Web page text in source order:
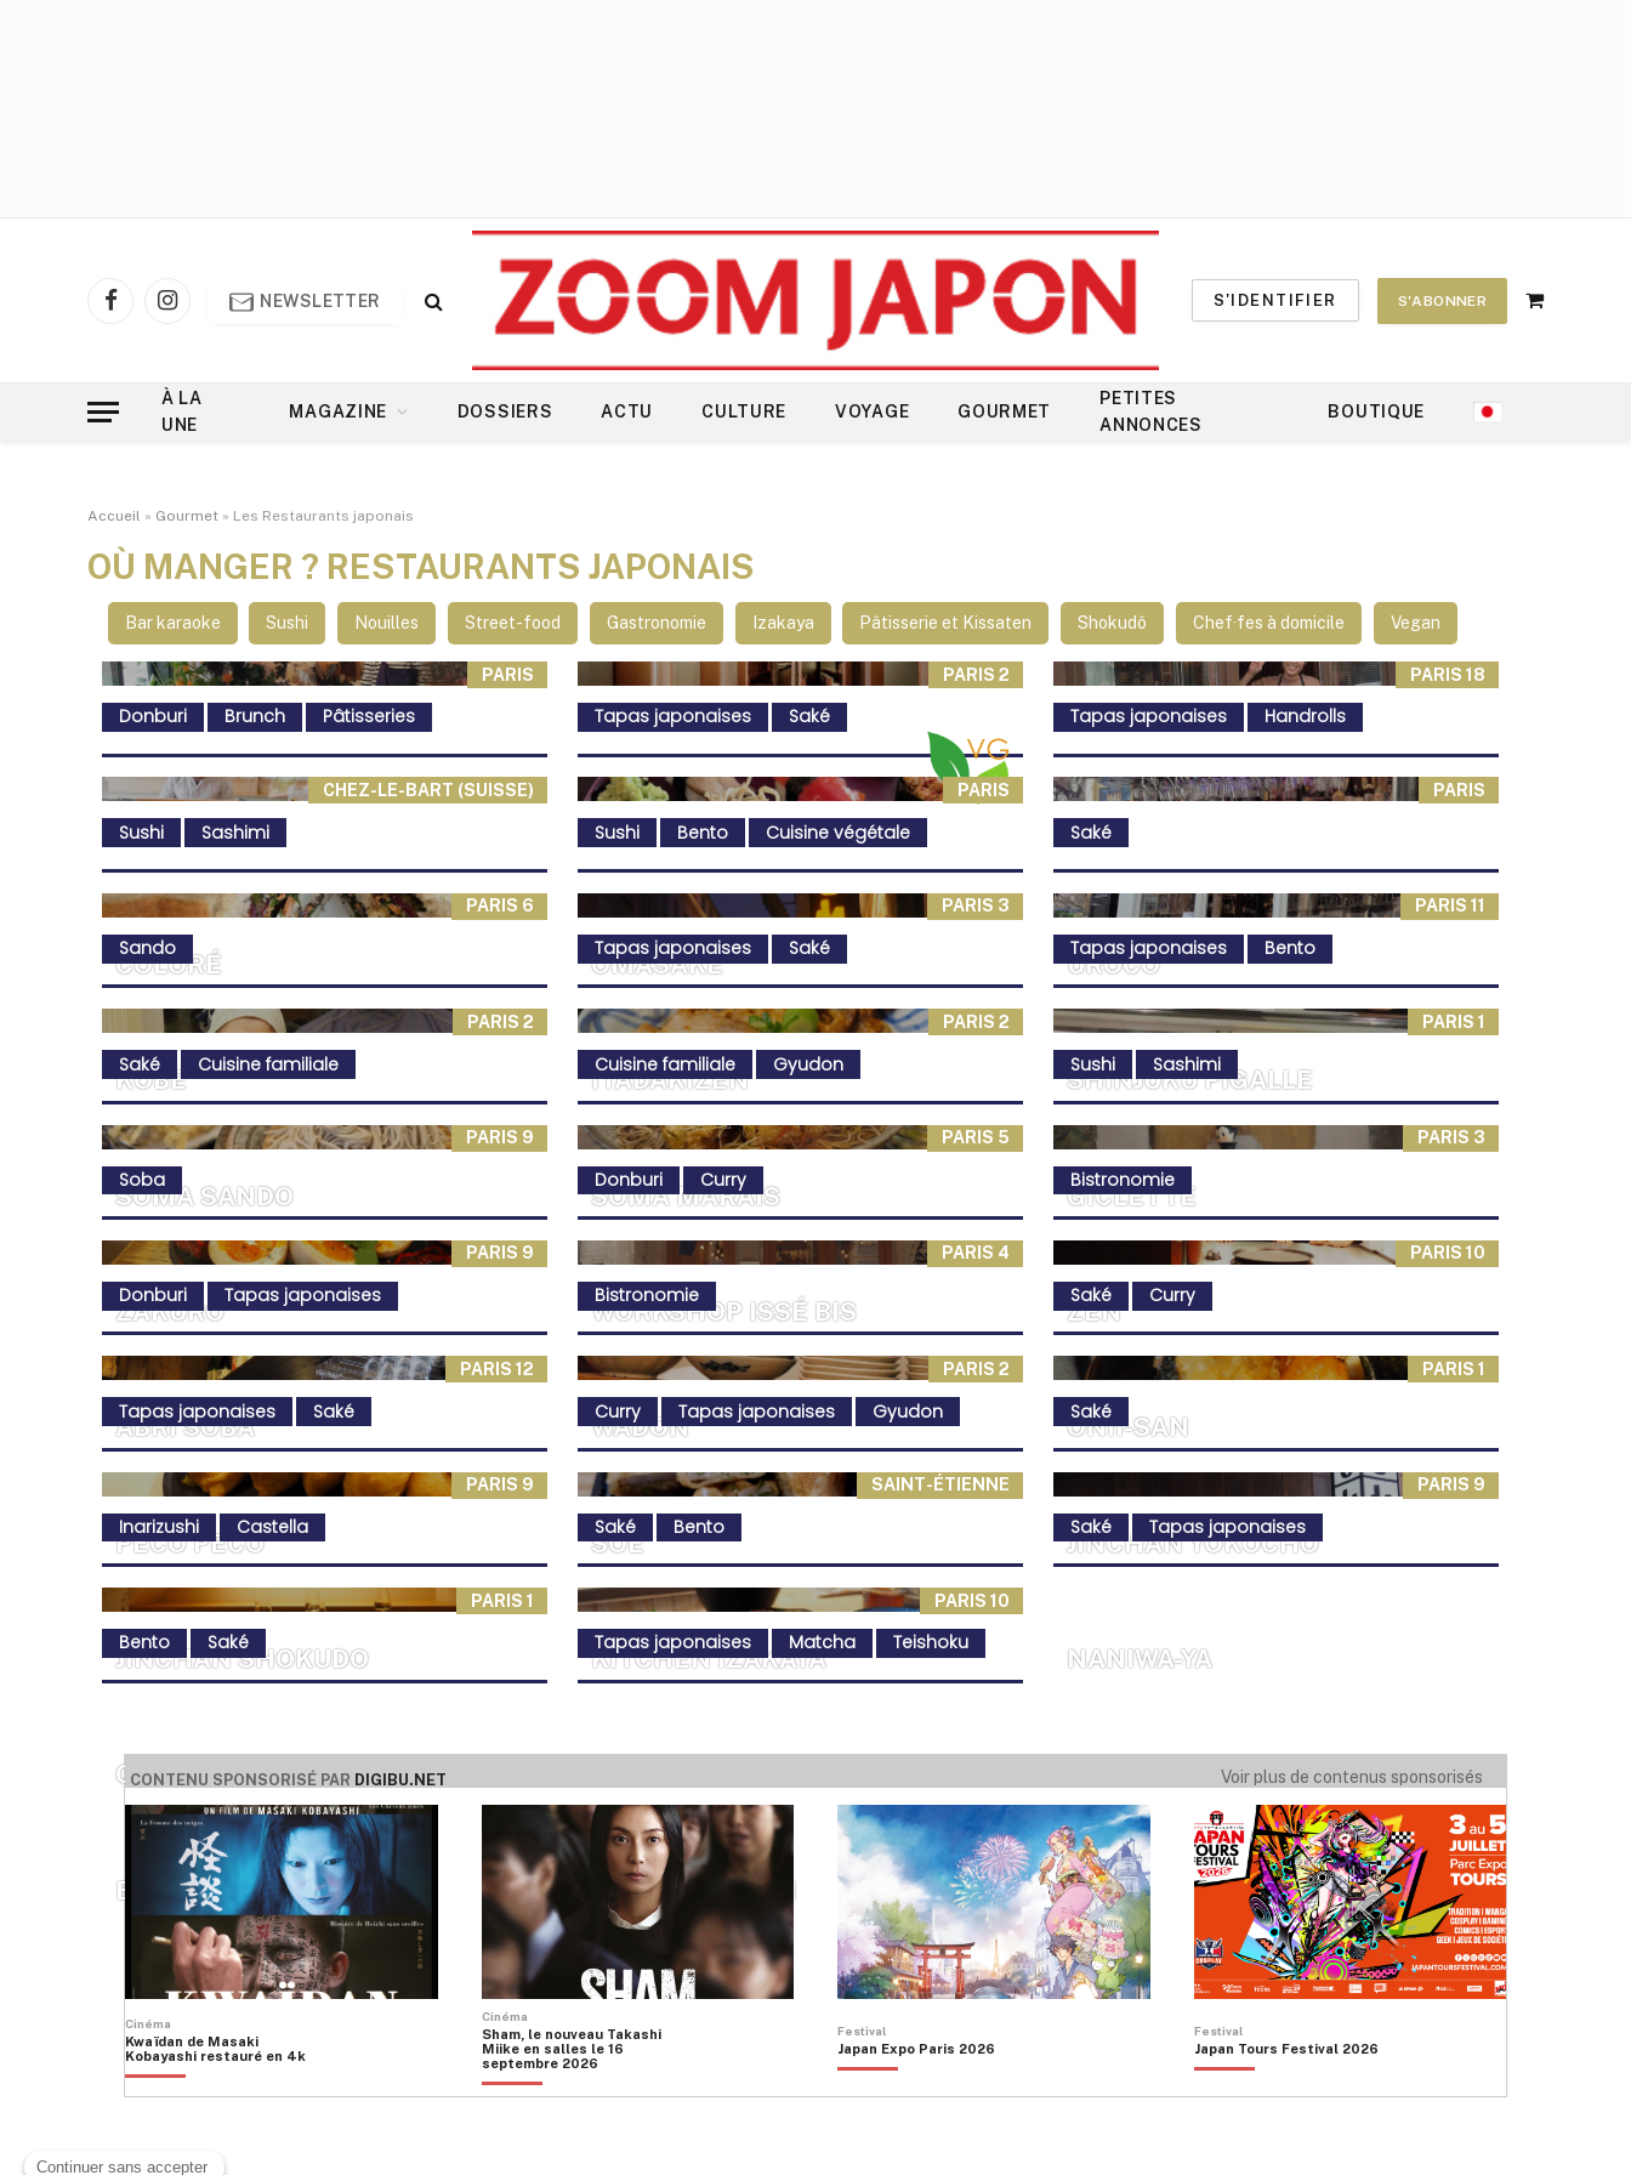
FacebookInstagram
NEWSLETTER S'IDENTIFIER S'ABONNER
Shopping
À LA
UNE
MAGAZINE DOSSIERS ACTU CULTURE VOYAGE GOURMET
PETITES
ANNONCES
BOUTIQUE
Accueil » Gourmet » Les Restaurants japonais
OÙ MANGER ? RESTAURANTS JAPONAIS
Bar karaoke Sushi Nouilles Street-food Gastronomie Izakaya Pâtisserie et Kissaten Shokudô Chef·fes à domicile Vegan
PARIS
COLORÉ
Donburi Brunch Pâtisseries
PARIS 2
OMASAKE
Tapas japonaises Saké
PARIS 18
UROCO
Tapas japonaises Handrolls
CHEZ-LE-BART (SUISSE)
KOBE
Sushi Sashimi
PARIS
ITADAKIZEN
Sushi Bento Cuisine végétale
PARIS
SHINJUKU PIGALLE
Saké
PARIS 6
SŌMA SANDO
Sando
PARIS 3
SOMA MARAIS
Tapas japonaises Saké
PARIS 11
GICLETTE
Tapas japonaises Bento
PARIS 2
ZAKURO
Saké Cuisine familiale
PARIS 2
WORKSHOP ISSÉ BIS
Cuisine familiale Gyudon
PARIS 1
ZEN
Sushi Sashimi
PARIS 9
ABRI SOBA
Soba
PARIS 5
WADON
Donburi Curry
PARIS 3
ONII-SAN
Bistronomie
PARIS 9
PECO PECO
Donburi Tapas japonaises
PARIS 4
SOÉ
Bistronomie
PARIS 10
JINCHAN YOKOCHO
Saké Curry
PARIS 12
JINCHAN SHOKUDO
Tapas japonaises Saké
PARIS 2
KITCHEN IZAKAYA
Curry Tapas japonaises Gyudon
PARIS 1
NANIWA-YA
Saké
PARIS 9
OINARI
Inarizushi Castella
SAINT-ÉTIENNE
Saké Bento
PARIS 9
SŌMA MILTON
Saké Tapas japonaises
PARIS 1
BIWAN À IRASSHAI
Bento Saké
PARIS 10
ESPACE GOHAN
Tapas japonaises Matcha Teishoku
CONTENU SPONSORISÉ PAR DIGIBU.NET Voir plus de contenus sponsorisés
Cinéma
Kwaïdan de Masaki
Kobayashi restauré en 4k
Cinéma
Sham, le nouveau Takashi
Miike en salles le 16
septembre 2026
Festival
Japan Expo Paris 2026
Festival
Japan Tours Festival 2026